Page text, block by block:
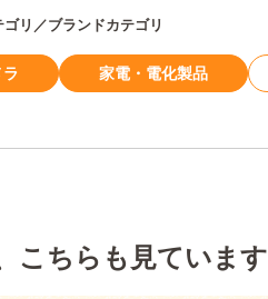
リ／ブランドカテゴリ
家電・電化製品
こちらも見ています